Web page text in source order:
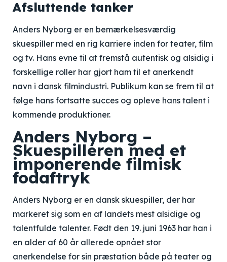
Afsluttende tanker
Anders Nyborg er en bemærkelsesværdig
skuespiller med en rig karriere inden for teater, film
og tv. Hans evne til at fremstå autentisk og alsidig i
forskellige roller har gjort ham til et anerkendt
navn i dansk filmindustri. Publikum kan se frem til at
følge hans fortsatte succes og opleve hans talent i
kommende produktioner.
Anders Nyborg –
Skuespilleren med et
imponerende filmisk
fodaftryk
Anders Nyborg er en dansk skuespiller, der har
markeret sig som en af landets mest alsidige og
talentfulde talenter. Født den 19. juni 1963 har han i
en alder af 60 år allerede opnået stor
anerkendelse for sin præstation både på teater og